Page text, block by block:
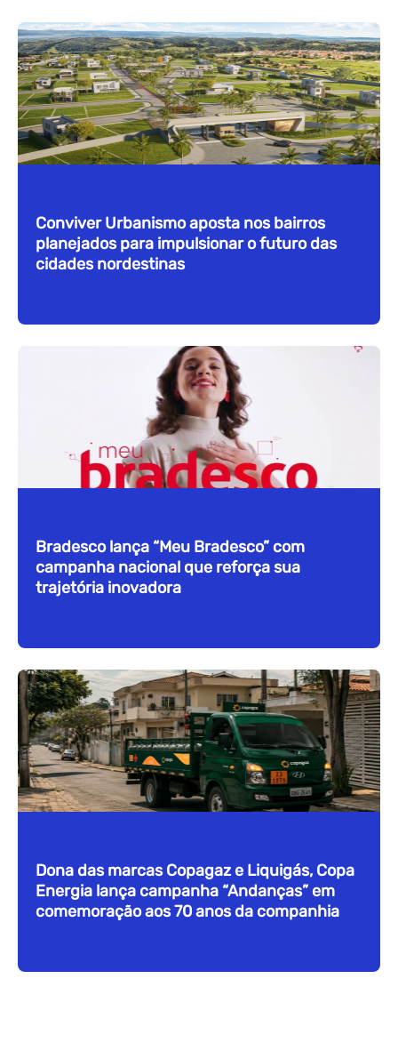
Conviver Urbanismo aposta nos bairros
planejados para impulsionar o futuro das
cidades nordestinas
Bradesco lança “Meu Bradesco” com
campanha nacional que reforça sua
trajetória inovadora
Dona das marcas Copagaz e Liquigás, Copa
Energia lança campanha “Andanças” em
comemoração aos 70 anos da companhia